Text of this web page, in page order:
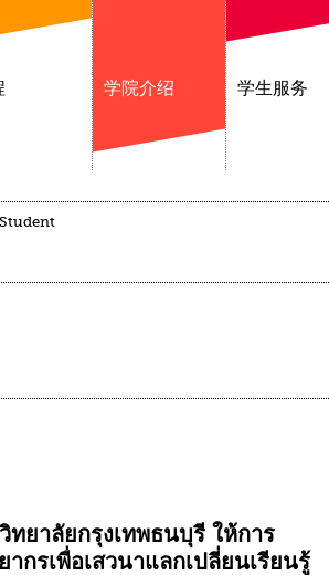
学院介绍 学生服务
ยาลัยกรุงเทพธนบุรี ให้การ
กรเพื่อเสวนาแลกเปลี่ยนเรียนรู้